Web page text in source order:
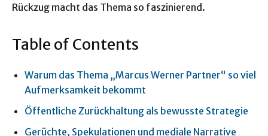
Rückzug macht das Thema so faszinierend.
Table of Contents
Warum das Thema „Marcus Werner Partner“ so viel
Aufmerksamkeit bekommt
Öffentliche Zurückhaltung als bewusste Strategie
Gerüchte, Spekulationen und mediale Narrative